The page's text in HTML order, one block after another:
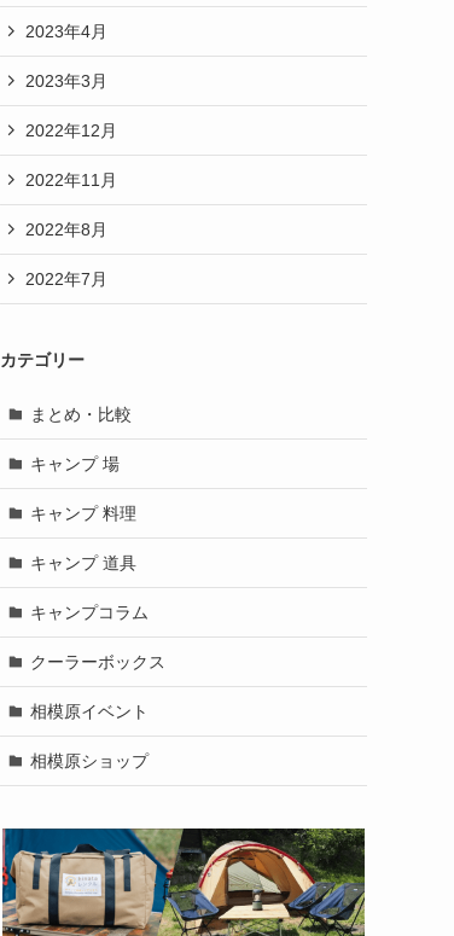
2023年4月
2023年3月
2022年12月
2022年11月
2022年8月
2022年7月
カテゴリー
まとめ・比較
キャンプ 場
キャンプ 料理
キャンプ 道具
キャンプコラム
クーラーボックス
相模原イベント
相模原ショップ